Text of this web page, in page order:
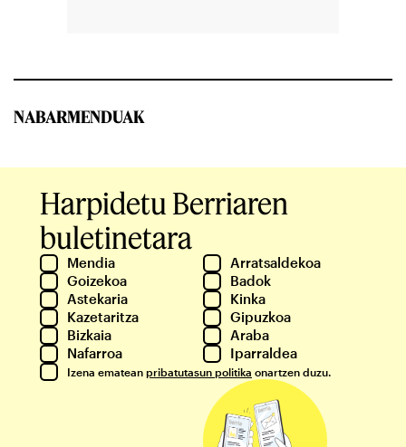
NABARMENDUAK
Harpidetu Berriaren
buletinetara
Mendia
Arratsaldekoa
Goizekoa
Badok
Astekaria
Kinka
Kazetaritza
Gipuzkoa
Bizkaia
Araba
Nafarroa
Iparraldea
Izena ematean pribatutasun politika onartzen duzu.